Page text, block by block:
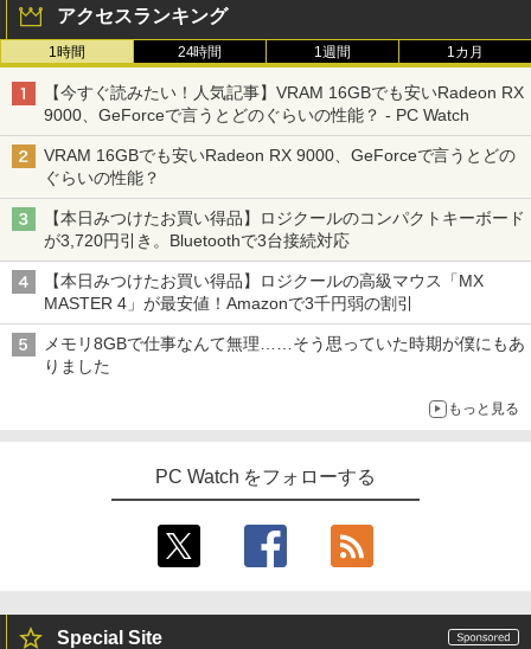
アクセスランキング
1時間 24時間 1週間 1カ月
【今すぐ読みたい！人気記事】VRAM 16GBでも安いRadeon RX
9000、GeForceで言うとどのぐらいの性能？ - PC Watch
VRAM 16GBでも安いRadeon RX 9000、GeForceで言うとどの
ぐらいの性能？
【本日みつけたお買い得品】ロジクールのコンパクトキーボード
が3,720円引き。Bluetoothで3台接続対応
【本日みつけたお買い得品】ロジクールの高級マウス「MX
MASTER 4」が最安値！Amazonで3千円弱の割引
メモリ8GBで仕事なんて無理……そう思っていた時期が僕にもあ
りました
もっと見る
PC Watch をフォローする
Special Site